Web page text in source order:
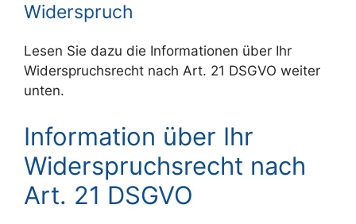
Widerspruch
Lesen Sie dazu die Informationen über Ihr
Widerspruchsrecht nach Art. 21 DSGVO weiter
unten.
Information über Ihr
Widerspruchsrecht nach
Art. 21 DSGVO